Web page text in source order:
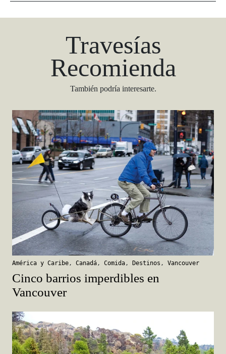
Travesías
Recomienda
También podría interesarte.
América y Caribe, Canadá, Comida, Destinos , Vancouver
Cinco barrios imperdibles en
Vancouver